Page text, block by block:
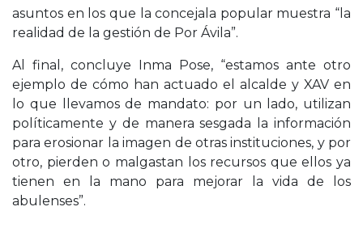
asuntos en los que la concejala popular muestra “la
realidad de la gestión de Por Ávila”.
Al final, concluye Inma Pose, “estamos ante otro
ejemplo de cómo han actuado el alcalde y XAV en
lo que llevamos de mandato: por un lado, utilizan
políticamente y de manera sesgada la información
para erosionar la imagen de otras instituciones, y por
otro, pierden o malgastan los recursos que ellos ya
tienen en la mano para mejorar la vida de los
abulenses”.